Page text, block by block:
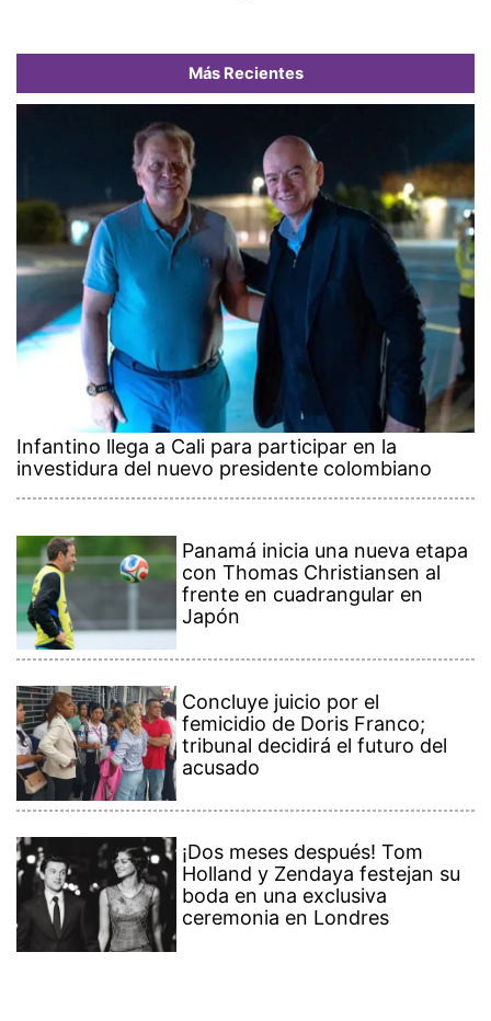
Más Recientes
Infantino llega a Cali para participar en la
investidura del nuevo presidente colombiano
Panamá inicia una nueva etapa
con Thomas Christiansen al
frente en cuadrangular en
Japón
Concluye juicio por el
femicidio de Doris Franco;
tribunal decidirá el futuro del
acusado
¡Dos meses después! Tom
Holland y Zendaya festejan su
boda en una exclusiva
ceremonia en Londres